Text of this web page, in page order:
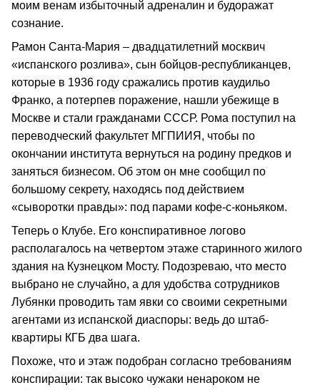
моим венам избыточный адреналин и будоражат
сознание.
Рамон Санта-Мария – двадцатилетний москвич
«испанского розлива», сын бойцов-республиканцев,
которые в 1936 году сражались против каудильо
Франко, а потерпев поражение, нашли убежище в
Москве и стали гражданами СССР. Рома поступил на
переводческий факультет МГПИИЯ, чтобы по
окончании института вернуться на родину предков и
заняться бизнесом. Об этом он мне сообщил по
большому секрету, находясь под действием
«сыворотки правды»: под парами кофе-с-коньяком.
Теперь о Клубе. Его конспиративное логово
располагалось на четвертом этаже старинного жилого
здания на Кузнецком Мосту. Подозреваю, что место
выбрано не случайно, а для удобства сотрудников
Лубянки проводить там явки со своими секретными
агентами из испанской диаспоры: ведь до штаб-
квартиры КГБ два шага.
Похоже, что и этаж подобран согласно требованиям
конспирации: так высоко чужаки ненароком не